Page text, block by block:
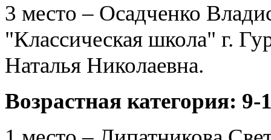
3 место – Осадченко
"Классическая школа" г.
Наталья Николаевна.
Возрастная категория: 9-